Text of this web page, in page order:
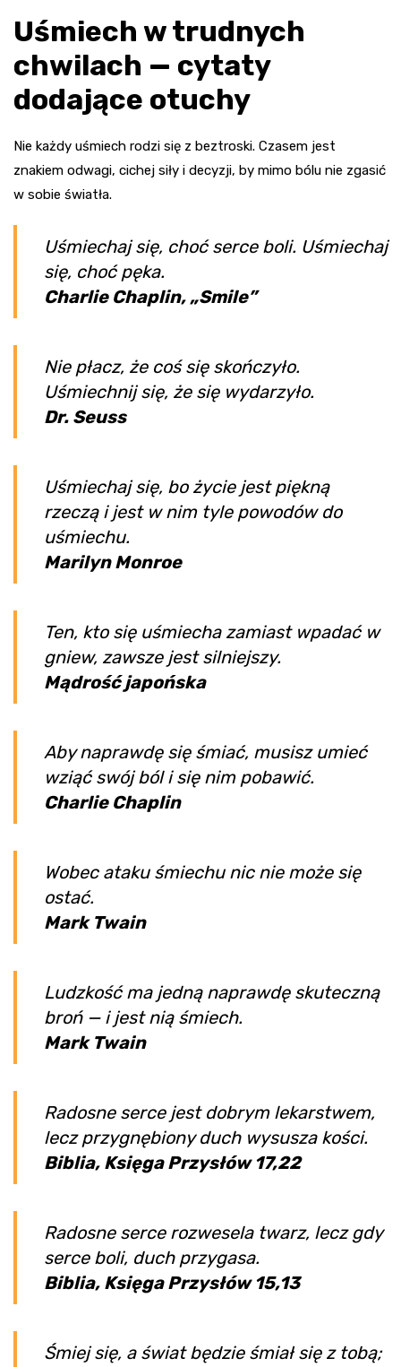
Uśmiech w trudnych
chwilach — cytaty
dodające otuchy
Nie każdy uśmiech rodzi się z beztroski. Czasem jest
znakiem odwagi, cichej siły i decyzji, by mimo bólu nie zgasić
w sobie światła.
Uśmiechaj się, choć serce boli. Uśmiechaj
się, choć pęka.
Charlie Chaplin, „Smile”
Nie płacz, że coś się skończyło.
Uśmiechnij się, że się wydarzyło.
Dr. Seuss
Uśmiechaj się, bo życie jest piękną
rzeczą i jest w nim tyle powodów do
uśmiechu.
Marilyn Monroe
Ten, kto się uśmiecha zamiast wpadać w
gniew, zawsze jest silniejszy.
Mądrość japońska
Aby naprawdę się śmiać, musisz umieć
wziąć swój ból i się nim pobawić.
Charlie Chaplin
Wobec ataku śmiechu nic nie może się
ostać.
Mark Twain
Ludzkość ma jedną naprawdę skuteczną
broń — i jest nią śmiech.
Mark Twain
Radosne serce jest dobrym lekarstwem,
lecz przygnębiony duch wysusza kości.
Biblia, Księga Przysłów 17,22
Radosne serce rozwesela twarz, lecz gdy
serce boli, duch przygasa.
Biblia, Księga Przysłów 15,13
Śmiej się, a świat będzie śmiał się z tobą;